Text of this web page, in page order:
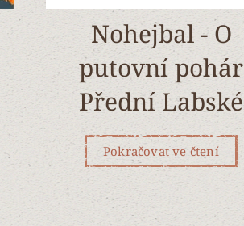
Nohejbal - O
putovní pohár
Přední Labské
Pokračovat ve čtení